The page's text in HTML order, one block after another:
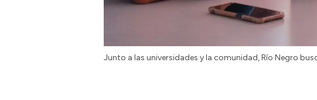
Junto a las universidades y la comunidad, Río Negro